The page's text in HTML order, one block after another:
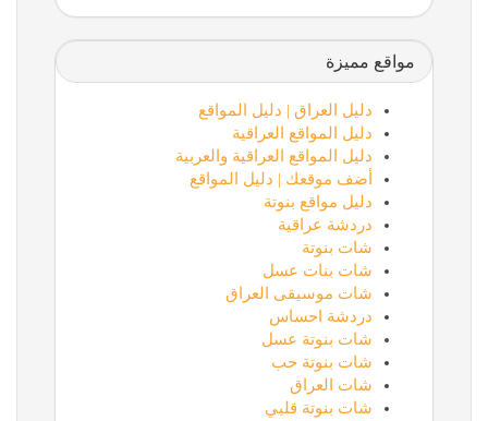
مواقع مميزة
دليل العراق | دليل المواقع
دليل المواقع العراقية
دليل المواقع العراقية والعربية
أضف موقعك | دليل المواقع
دليل مواقع بنوتة
دردشة عراقية
شات بنوتة
شات بنات عسل
شات موسيقى العراق
دردشة احساس
شات بنوتة عسل
شات بنوتة حب
شات العراق
شات بنوتة قلبي